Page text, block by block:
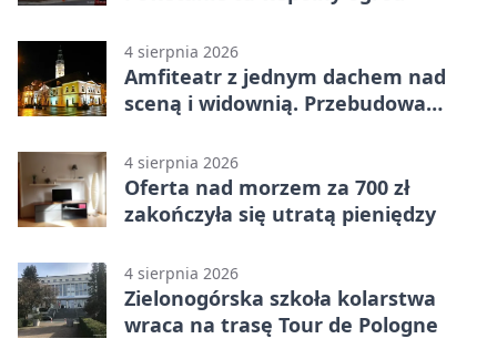
4 sierpnia 2026
Amfiteatr z jednym dachem nad
sceną i widownią. Przebudowa
4 sierpnia 2026
Oferta nad morzem za 700 zł
zakończyła się utratą pieniędzy
4 sierpnia 2026
Zielonogórska szkoła kolarstwa
wraca na trasę Tour de Pologne